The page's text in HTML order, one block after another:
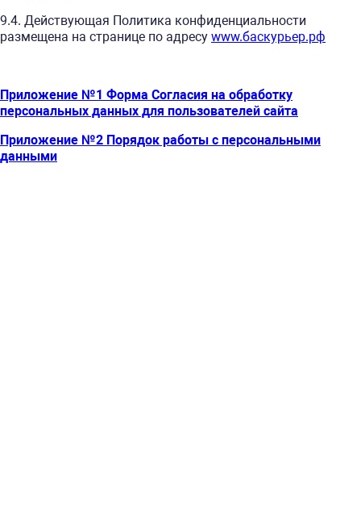
9.4. Действующая Политика конфиденциальности
размещена на странице по адресу www.баскурьер.рф
Приложение №1 Форма Согласия на обработку
персональных данных для пользователей сайта
Приложение №2 Порядок работы с персональными
данными